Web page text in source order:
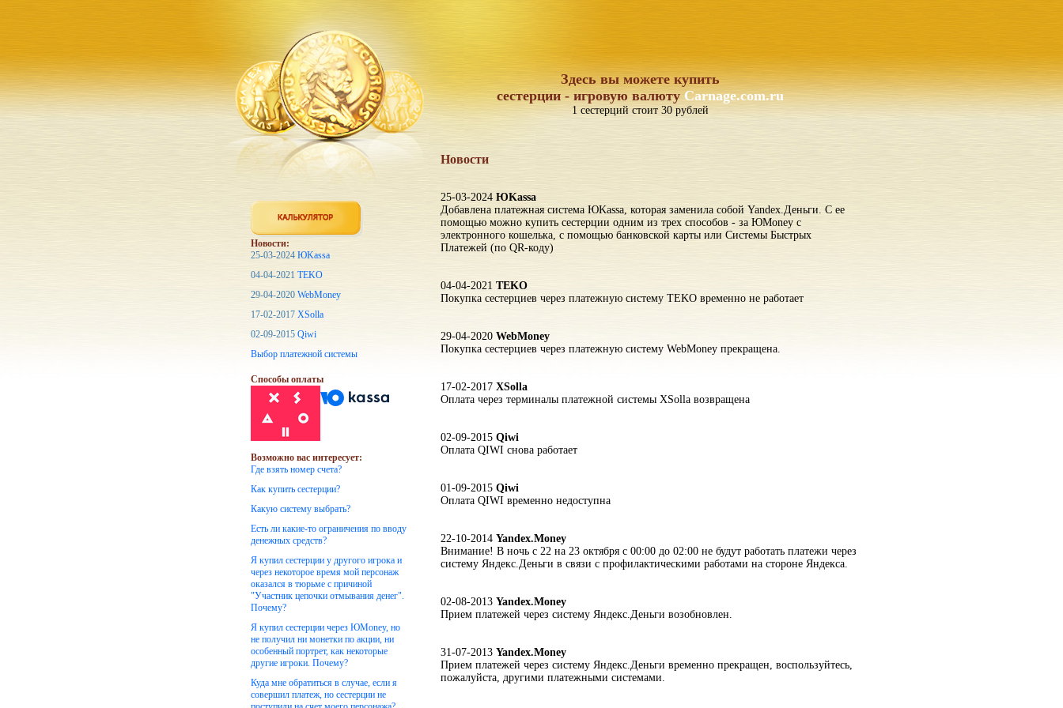
Здесь вы можете купить
сестерции - игровую валютуCarnage.com.ru
1 сестерций стоит 30 рублей
Новости
25-03-2024 ЮKassa
Добавлена платежная система ЮKassa, которая заменила собой Yandex.Деньги. С ее
помощью можно купить сестерции одним из трех способов - за ЮMoney с
электронного кошелька, с помощью банковской карты или Системы Быстрых
Платежей (по QR-коду)
04-04-2021 TEKO
Покупка сестерциев через платежную систему TEKO временно не работает
29-04-2020 WebMoney
Покупка сестерциев через платежную систему WebMoney прекращена.
17-02-2017 XSolla
Оплата через терминалы платежной системы XSolla возвращена
02-09-2015 Qiwi
Оплата QIWI снова работает
01-09-2015 Qiwi
Оплата QIWI временно недоступна
22-10-2014 Yandex.Money
Внимание! В ночь с 22 на 23 октября с 00:00 до 02:00 не будут работать платежи через
систему Яндекс.Деньги в связи с профилактическими работами на стороне Яндекса.
02-08-2013 Yandex.Money
Прием платежей через систему Яндекс.Деньги возобновлен.
31-07-2013 Yandex.Money
Прием платежей через систему Яндекс.Деньги временно прекращен, воспользуйтесь,
пожалуйста, другими платежными системами.
Новости:
25-03-2024 ЮKassa
04-04-2021 TEKO
29-04-2020 WebMoney
17-02-2017 XSolla
02-09-2015 Qiwi
Выбор платежной системы
Способы оплаты
Возможно вас интересует:
Где взять номер счета?
Как купить сестерции?
Какую систему выбрать?
Есть ли какие-то ограничения по вводу
денежных средств?
Я купил сестерции у другого игрока и
через некоторое время мой персонаж
оказался в тюрьме с причиной
"Участник цепочки отмывания денег".
Почему?
Я купил сестерции через ЮMoney, но
не получил ни монетки по акции, ни
особенный портрет, как некоторые
другие игроки. Почему?
Куда мне обратиться в случае, если я
совершил платеж, но сестерции не